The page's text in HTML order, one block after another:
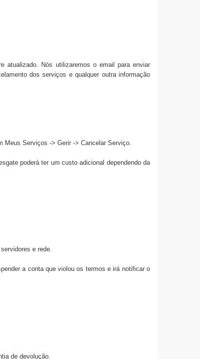
atualizado. Nós utilizaremos o email para enviar
dos serviços e qualquer outra informação
Serviços -> Gerir -> Cancelar Serviço.
poderá ter um custo adicional dependendo da
e rede.
a conta que violou os termos e irá notificar o
de devolução.